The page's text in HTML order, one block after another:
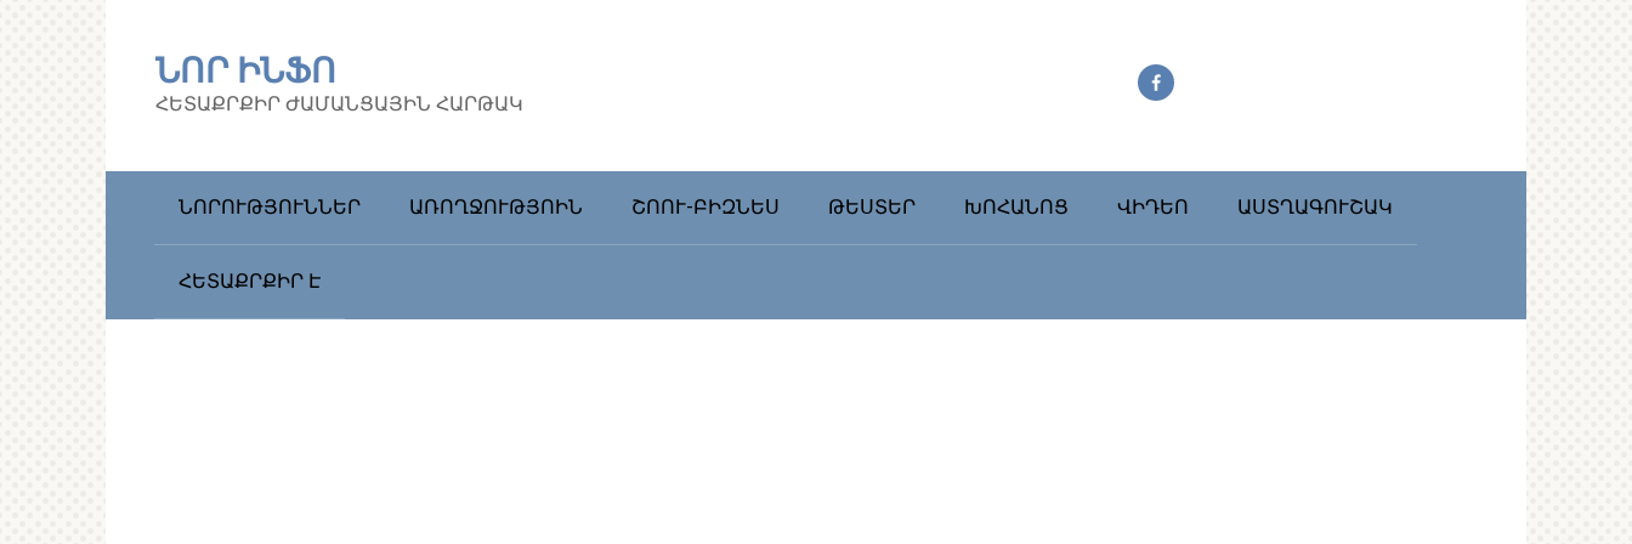
ՆՈՐ ԻՆՖՈ
ՀԵՏԱՔՐՔԻՐ ԺԱՄԱՆՑԱՅԻՆ ՀԱՐԹԱԿ
ՆՈՐՈՒԹՅՈՒՆՆԵՐ ԱՌՈՂՋՈՒԹՅՈԻՆ ՇՈՈՒ-ԲԻԶՆԵՍ ԹԵՍՏԵՐ ԽՈՀԱՆՈՑ ՎԻԴԵՈ ԱՍՏՂԱԳՈՒՇԱԿ
ՀԵՏԱՔՐՔԻՐ Է